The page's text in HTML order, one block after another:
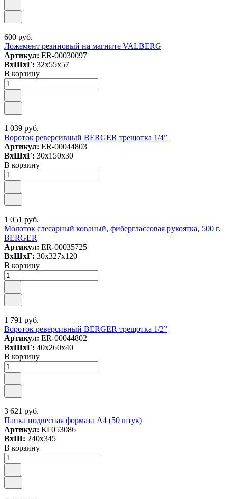
600 руб.
Ложемент резиновый на магните VALBERG
Артикул: ER-00030097
ВxШxГ: 32x55x57
В корзину
1 039 руб.
Вороток реверсивный BERGER трещотка 1/4”
Артикул: ER-00044803
ВxШxГ: 30x150x30
В корзину
1 051 руб.
Молоток слесарный кованый, фиберглассовая рукоятка, 500 г.
BERGER
Артикул: ER-00035725
ВxШxГ: 30x327x120
В корзину
1 791 руб.
Вороток реверсивный BERGER трещотка 1/2”
Артикул: ER-00044802
ВxШxГ: 40x260x40
В корзину
3 621 руб.
Папка подвесная формата А4 (50 штук)
Артикул: КГ053086
ВxШ: 240x345
В корзину